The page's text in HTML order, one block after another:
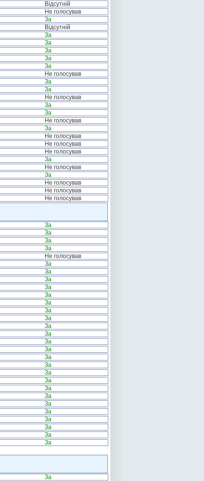
Відсутній
Не голосував
За
Відсутній
За
За
За
За
За
Не голосував
За
За
Не голосував
За
За
Не голосував
За
Не голосував
Не голосував
Не голосував
За
Не голосував
За
Не голосував
Не голосував
Не голосував
За
За
За
За
Не голосував
За
За
За
За
За
За
За
За
За
За
За
За
За
За
За
За
За
За
За
За
За
За
За
За
За